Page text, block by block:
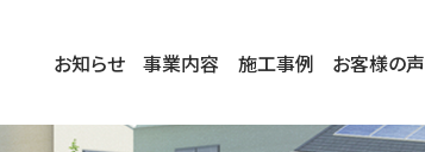
お知らせ 事業内容 施工事例 お客様の声